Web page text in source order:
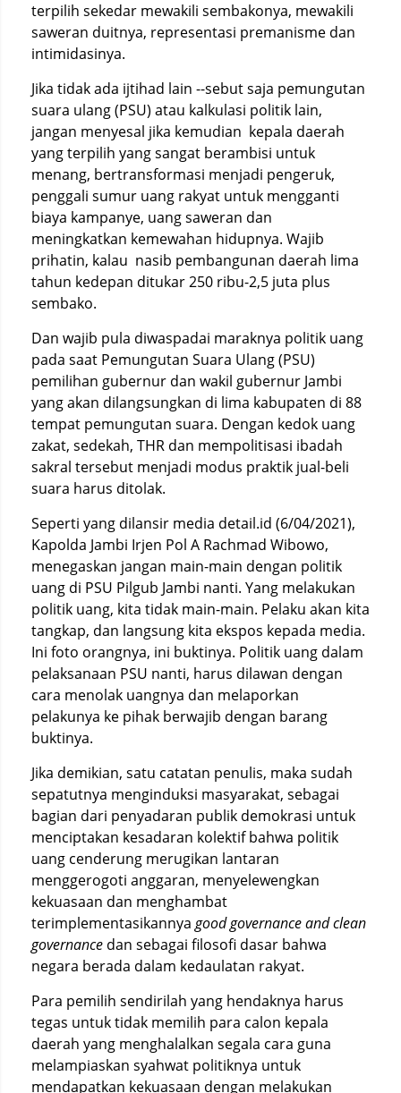
terpilih sekedar mewakili sembakonya, mewakili
saweran duitnya, representasi premanisme dan
intimidasinya.
Jika tidak ada ijtihad lain --sebut saja pemungutan
suara ulang (PSU) atau kalkulasi politik lain,
jangan menyesal jika kemudian kepala daerah
yang terpilih yang sangat berambisi untuk
menang, bertransformasi menjadi pengeruk,
penggali sumur uang rakyat untuk mengganti
biaya kampanye, uang saweran dan
meningkatkan kemewahan hidupnya. Wajib
prihatin, kalau nasib pembangunan daerah lima
tahun kedepan ditukar 250 ribu-2,5 juta plus
sembako.
Dan wajib pula diwaspadai maraknya politik uang
pada saat Pemungutan Suara Ulang (PSU)
pemilihan gubernur dan wakil gubernur Jambi
yang akan dilangsungkan di lima kabupaten di 88
tempat pemungutan suara. Dengan kedok uang
zakat, sedekah, THR dan mempolitisasi ibadah
sakral tersebut menjadi modus praktik jual-beli
suara harus ditolak.
Seperti yang dilansir media detail.id (6/04/2021),
Kapolda Jambi Irjen Pol A Rachmad Wibowo,
menegaskan jangan main-main dengan politik
uang di PSU Pilgub Jambi nanti. Yang melakukan
politik uang, kita tidak main-main. Pelaku akan kita
tangkap, dan langsung kita ekspos kepada media.
Ini foto orangnya, ini buktinya. Politik uang dalam
pelaksanaan PSU nanti, harus dilawan dengan
cara menolak uangnya dan melaporkan
pelakunya ke pihak berwajib dengan barang
buktinya.
Jika demikian, satu catatan penulis, maka sudah
sepatutnya menginduksi masyarakat, sebagai
bagian dari penyadaran publik demokrasi untuk
menciptakan kesadaran kolektif bahwa politik
uang cenderung merugikan lantaran
menggerogoti anggaran, menyelewengkan
kekuasaan dan menghambat
terimplementasikannya good governanceand clean
governance dan sebagai filosofi dasar bahwa
negara berada dalam kedaulatan rakyat.
Para pemilih sendirilah yang hendaknya harus
tegas untuk tidak memilih para calon kepala
daerah yang menghalalkan segala cara guna
melampiaskan syahwat politiknya untuk
mendapatkan kekuasaan dengan melakukan